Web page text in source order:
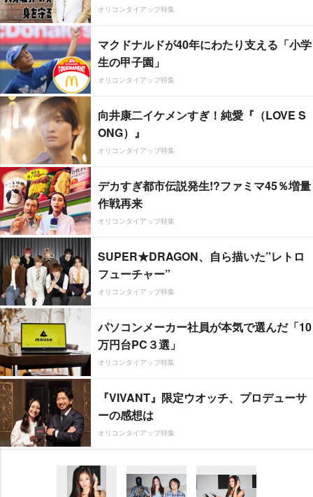
オリコンタイアップ特集
マクドナルドが40年にわたり支える「小学
生の甲子園」
オリコンタイアップ特集
向井康二イケメンすぎ！純愛『（LOVE S
ONG）』
オリコンタイアップ特集
デカすぎ都市伝説発生!?ファミマ45％増量
作戦再来
オリコンタイアップ特集
SUPER★DRAGON、自ら描いた”レトロ
フューチャー”
オリコンタイアップ特集
パソコンメーカー社員が本気で選んだ「10
万円台PC３選」
オリコンタイアップ特集
『VIVANT』限定ウオッチ、プロデューサ
ーの感想は
オリコンタイアップ特集